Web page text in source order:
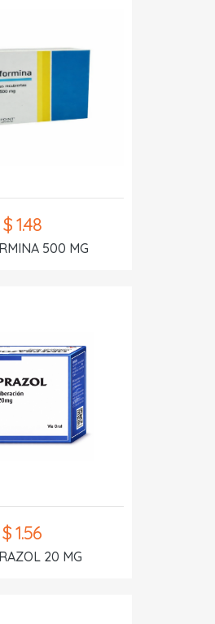
$ 1.48
500 MG
$ 1.56
20 MG